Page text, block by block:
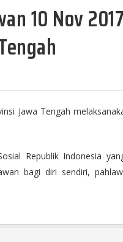
10 Nov
Jawa Tengah
Republik Indonesia
bagi diri sendiri,